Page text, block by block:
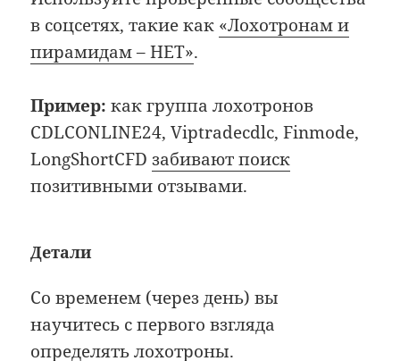
в соцсетях, такие как «Лохотронам и
пирамидам – НЕТ».
Пример: как группа лохотронов
CDLCONLINE24, Viptradecdlc, Finmode,
LongShortCFDзабивают поиск
позитивными отзывами.
Детали
Со временем (через день) вы
научитесь с первого взгляда
определять лохотроны.